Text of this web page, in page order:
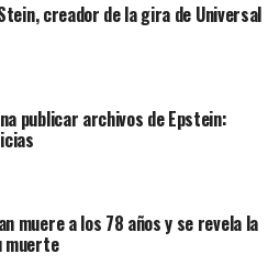
creador de la gira de Universal
publicar archivos de Epstein:
muere a los 78 años y se revela la
muerte